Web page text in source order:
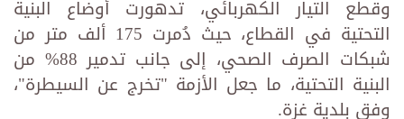
وقطع التيار الكهربائي، تدهورت أوضاع البنية
التحتية في القطاع، حيث دُمرت 175 ألف متر من
شبكات الصرف الصحي، إلى جانب تدمير 88% من
البنية التحتية، ما جعل الأزمة "تخرج عن السيطرة"،
وفق بلدية غزة.